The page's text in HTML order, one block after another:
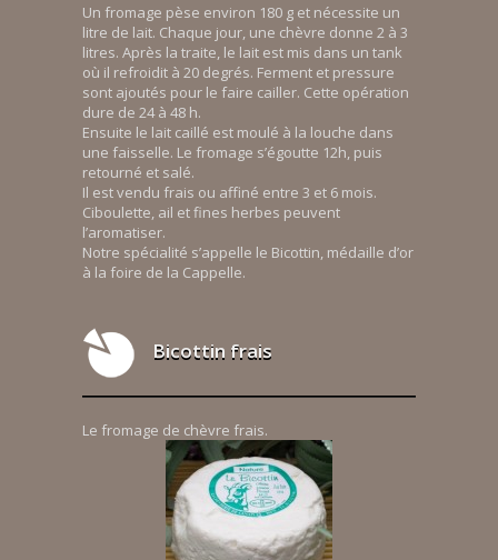
Un fromage pèse environ 180 g et nécessite un
litre de lait. Chaque jour, une chèvre donne 2 à 3
litres. Après la traite, le lait est mis dans un tank
où il refroidit à 20 degrés. Ferment et pressure
sont ajoutés pour le faire cailler. Cette opération
dure de 24 à 48 h.
Ensuite le lait caillé est moulé à la louche dans
une faisselle. Le fromage s’égoutte 12h, puis
retourné et salé.
Il est vendu frais ou affiné entre 3 et 6 mois.
Ciboulette, ail et fines herbes peuvent
l’aromatiser.
Notre spécialité s’appelle le Bicottin, médaille d’or
à la foire de la Cappelle.
Bicottin frais
Le fromage de chèvre frais.